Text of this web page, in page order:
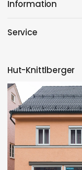
Information
Service
Hut-Knittlberger